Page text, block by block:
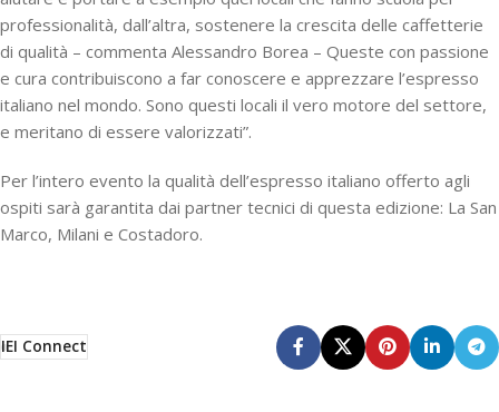
professionalità, dall’altra, sostenere la crescita delle caffetterie
di qualità – commenta Alessandro Borea – Queste con passione
e cura contribuiscono a far conoscere e apprezzare l’espresso
italiano nel mondo. Sono questi locali il vero motore del settore,
e meritano di essere valorizzati”.
Per l’intero evento la qualità dell’espresso italiano offerto agli
ospiti sarà garantita dai partner tecnici di questa edizione: La San
Marco, Milani e Costadoro.
IEI Connect